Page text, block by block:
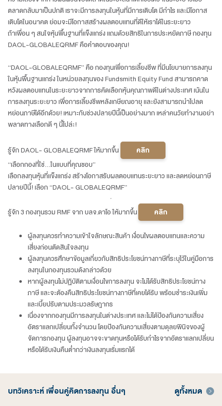
ตลาดกลับมาเป็นปกติ เราจะมีการลงทุนในหุ้นที่มีการเติบโต มีกำไร และมีโอกาส
เติบโตในอนาคต ย่อมจะมีโอกาสสร้างผลตอบแทนที่ดีให้เราได้ในระยะยาว
ถ้าเพื่อน ๆ สนใจหุ้นพื้นฐานที่แข็งแกร่ง แถมด้วยสิทธิในการประหยัดภาษี กองทุน
DAOL-GLOBALEQRMF คือคำตอบของคุณ!
“DAOL-GLOBALEQRMF” คือ กองทุนเพื่อการเลี้ยงชีพ ที่มีนโยบายการลงทุน
ในหุ้นพื้นฐานแกร่ง ในหน่วยลงทุนของ Fundsmith Equity Fund สามารถคาด
หวังผลตอบแทนในระยะยาวจากการคัดเลือกหุ้นคุณภาพดีในต่างประเทศ เน้นใน
การลงทุนระยะยาว เพื่อการเลี้ยงชีพหลังเกษียณอายุ และยังสามารถนำไปลด
หย่อนภาษีได้อีกด้วย! เหมาะกับช่วงปลายปีนี้เป็นอย่างมาก เหล่าคนวัยทำงานอย่า
พลาดทางเลือกดี ๆ นี้ไปล่ะ!
รู้จัก DAOL- GLOBALEQRMF ให้มากขึ้น
คลิก
“เลือกกองที่ใช่...ในแบบที่คุณชอบ”
เลือกลงทุนหุ้นที่แข็งแกร่ง สร้างโอกาสรับผลตอบแทนระยะยาว และลดหย่อนภาษี
ปลายปีนี้! เลือก “DAOL- GLOBALEQRMF”
รู้จัก 3 กองทุนรวม RMF จาก บลจ.ดาโอ ให้มากขึ้น คลิก
ผู้ลงทุนควรทำความเข้าใจลักษณะสินค้า เงื่อนไขผลตอบแทนและความ
เสี่ยงก่อนตัดสินใจลงทุน
ผู้ลงทุนควรศึกษาข้อมูลเกี่ยวกับสิทธิประโยชน์ทางภาษีที่ระบุไว้ในคู่มือการ
ลงทุนในกองทุนรวมดังกล่าวด้วย
หากผู้ลงทุนไม่ปฏิบัติตามเงื่อนไขการลงทุน จะไม่ได้รับสิทธิประโยชน์ทาง
ภาษี และจะต้องคืนสิทธิประโยชน์ทางภาษีที่เคยได้รับ พร้อมชำระเงินเพิ่ม
และเบี้ยปรับตามประมวลรัษฎากร
เนื่องจากกองทุนมีการลงทุนในต่างประเทศ และไม่ได้ป้องกันความเสี่ยง
อัตราแลกเปลี่ยนทั้งจำนวน โดยป้องกันความเสี่ยงตามดุลยพินิจของผู้
จัดการกองทุน ผู้ลงทุนอาจจะขาดทุนหรือได้รับกำไรจากอัตราแลกเปลี่ยน
หรือได้รับเงินคืนต่ำกว่าเงินลงทุนเริ่มแรกได้
บทวิเคราะห์ เพื่อนคู่คิดการลงทุน อื่นๆ ดูทั้งหมด